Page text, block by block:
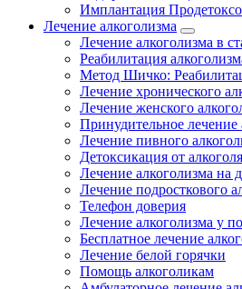
Имплантация
Лечение алкоголизма
Лечение алкоголизма в
Реабилитация
Метод Шичко:
Лечение хронического
Лечение женского
Принудительное лечение
Лечение пивного
Детоксикация от алкоголя
Лечение алкоголизма на
Лечение подросткового
Телефон доверия
Лечение алкоголизма у
Бесплатное лечение
Лечение белой горячки
Помощь алкоголикам